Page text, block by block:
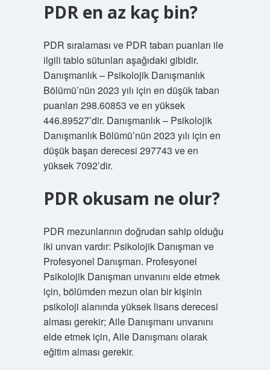
PDR en az kaç bin?
PDR sıralaması ve PDR taban puanları ile
ilgili tablo sütunları aşağıdaki gibidir.
Danışmanlık – Psikolojik Danışmanlık
Bölümü’nün 2023 yılı için en düşük taban
puanları 298.60853 ve en yüksek
446.89527’dir. Danışmanlık – Psikolojik
Danışmanlık Bölümü’nün 2023 yılı için en
düşük başarı derecesi 297743 ve en
yüksek 7092’dir.
PDR okusam ne olur?
PDR mezunlarının doğrudan sahip olduğu
iki unvan vardır: Psikolojik Danışman ve
Profesyonel Danışman. Profesyonel
Psikolojik Danışman unvanını elde etmek
için, bölümden mezun olan bir kişinin
psikoloji alanında yüksek lisans derecesi
alması gerekir; Aile Danışmanı unvanını
elde etmek için, Aile Danışmanı olarak
eğitim alması gerekir.